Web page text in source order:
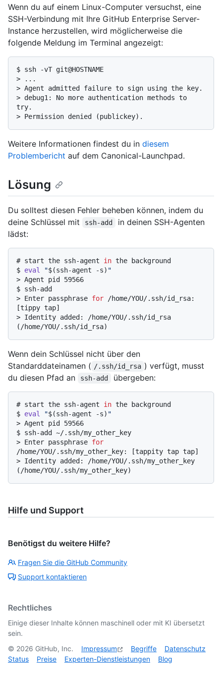
Wenn du auf einem Linux-Computer versuchst, eine
SSH-Verbindung mit Ihre GitHub Enterprise Server-
Instance herzustellen, wird möglicherweise die
folgende Meldung im Terminal angezeigt:
$ ssh -vT git@HOSTNAME
>
...
> Agent admitted failure to sign using the key.
> debug1: No more authentication methods to
try.
> Permission denied (publickey).
Weitere Informationen findest du in diesem
Problembericht auf dem Canonical-Launchpad.
Lösung
Du solltest diesen Fehler beheben können, indem du
deine Schlüssel mit
ssh-add
in deinen SSH-Agenten
lädst:
# start the ssh-agent in the background
$ eval "$(ssh-agent -s) "
> Agent pid 59566
$ ssh-add
> Enter passphrase for /home/YOU/.ssh/id_rsa:
[tippy tap]
> Identity added: /home/YOU/.ssh/id_rsa
(/home/YOU/.ssh/id_rsa)
Wenn dein Schlüssel nicht über den
Standarddateinamen ( /.ssh/id_rsa ) verfügt, musst
du diesen Pfad an
ssh-add übergeben:
# start the ssh-agent in the background
$ eval "$(ssh-agent -s) "
> Agent pid 59566
$ ssh-add ~/.ssh/my_other_key
> Enter passphrase for
/home/YOU/.ssh/my_other_key: [tappity tap tap]
> Identity added: /home/YOU/.ssh/my_other_key
(/home/YOU/.ssh/my_other_key)
Hilfe und Support
Benötigst du weitere Hilfe?
Fragen Sie die GitHub Community
Support kontaktieren
Rechtliches
Einige dieser Inhalte können maschinell oder mit KI übersetzt
sein.
© 2026 GitHub, Inc. Impressum Begriffe
Datenschutz
Status
Preise Experten-Dienstleistungen Blog